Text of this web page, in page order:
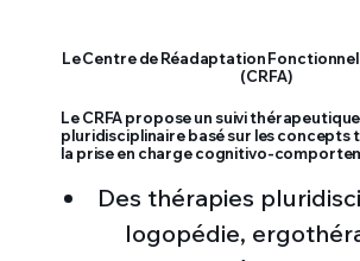
Le Centre de Réadaptation
(CRFA)
Le CRFA propose un suivi thérapeutique
pluridisciplinaire basé sur les concepts
la prise en charge cognitivo-
Des thérapies
logopédie,